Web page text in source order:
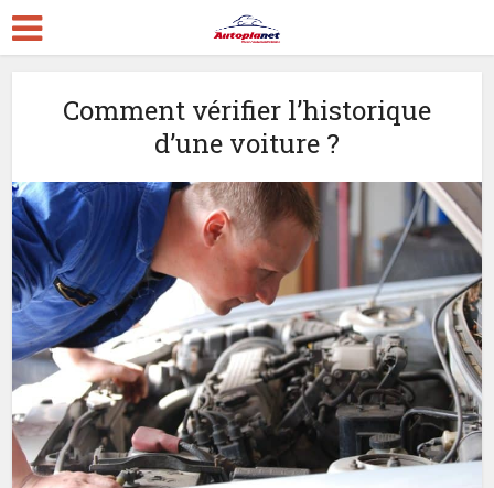
Comment vérifier l’historique
d’une voiture ?